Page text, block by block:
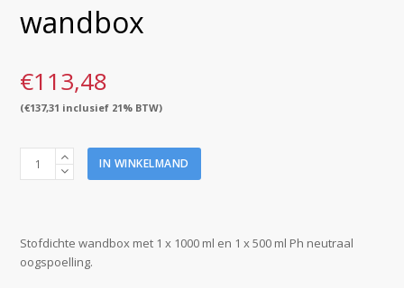
wandbox
€113,48
(€137,31 inclusief 21% BTW)
Plum
combibox
1000
ml
IN WINKELMAND
Stofdichte wandbox met 1 x 1000 ml en 1 x 500 ml Ph neutraal
oogspoelling.